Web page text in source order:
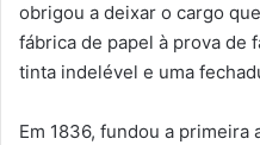
obrigou a deixar o cargo
fábrica de papel à prova de
tinta indelével e uma
Em 1836, fundou a primeira